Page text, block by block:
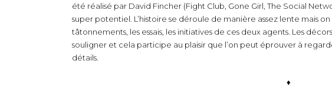
été réalisé par David Fincher (Fight Club, Gone Girl, The Social
super potentiel. L’histoire se déroule de manière assez lente mais
tâtonnements, les essais, les initiatives de ces deux agents. Les
souligner et cela participe au plaisir que l’on peut éprouver à
détails.
♦